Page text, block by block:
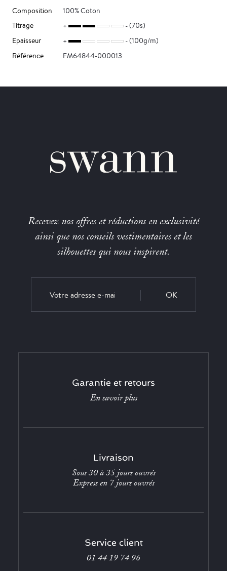
Composition
100% Coton
Titrage
(70s)
Epaisseur
(100g/m)
Référence
FM64844-000013
Recevez nos offres et réductions en exclusivité
ainsi que nos conseils vestimentaires et les
silhouettes qui nous inspirent.
OK
Garantie et retours
En savoir plus
Livraison
Sous 30 à 35 jours ouvrés
Express en 7 jours ouvrés
Service client
01 44 19 74 96